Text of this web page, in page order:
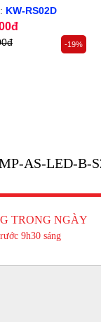
KW-RS02D
-19%
AS-LED-B-
TRONG NGÀY
9h30 sáng